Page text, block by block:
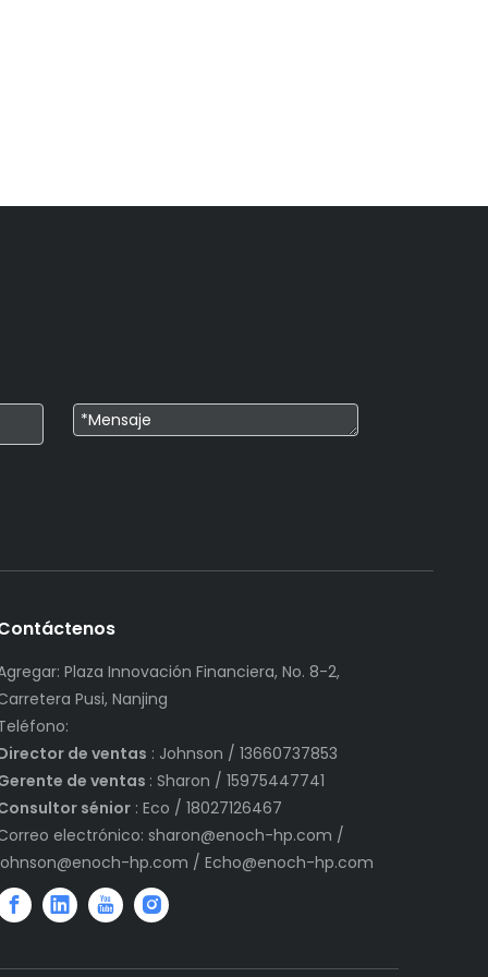
Plaza Innovación Financiera, No. 8-2,
Pusi, Nanjing
de ventas : Johnson / 13660737853
de ventas : Sharon / 15975447741
sénior: Eco / 18027126467
electrónico: sharon@enoch-hp.com /
hp.com / Echo@enoch-hp.com